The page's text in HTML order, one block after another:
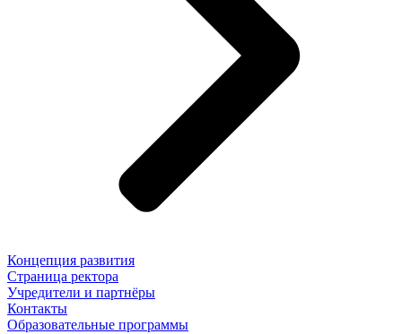
Концепция развития
Страница ректора
Учредители и партнёры
Контакты
Образовательные программы